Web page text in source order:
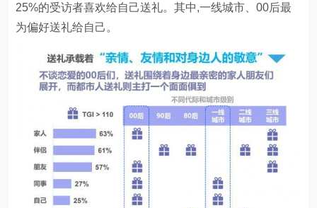
25%的受访者喜欢给自己送礼。其中,一线城市、00后最
为偏好送礼给自己。